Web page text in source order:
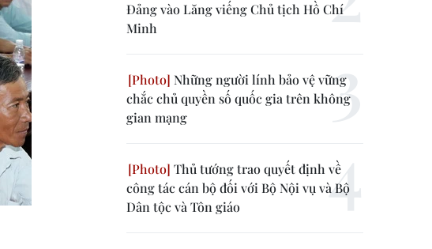
Đảng vào Lăng viếng Chủ tịch Hồ Chí
Minh
Những người lính bảo vệ vững
chắc chủ quyền số quốc gia trên không
gian mạng
Thủ tướng trao quyết định về
công tác cán bộ đối với Bộ Nội vụ và Bộ
Dân tộc và Tôn giáo